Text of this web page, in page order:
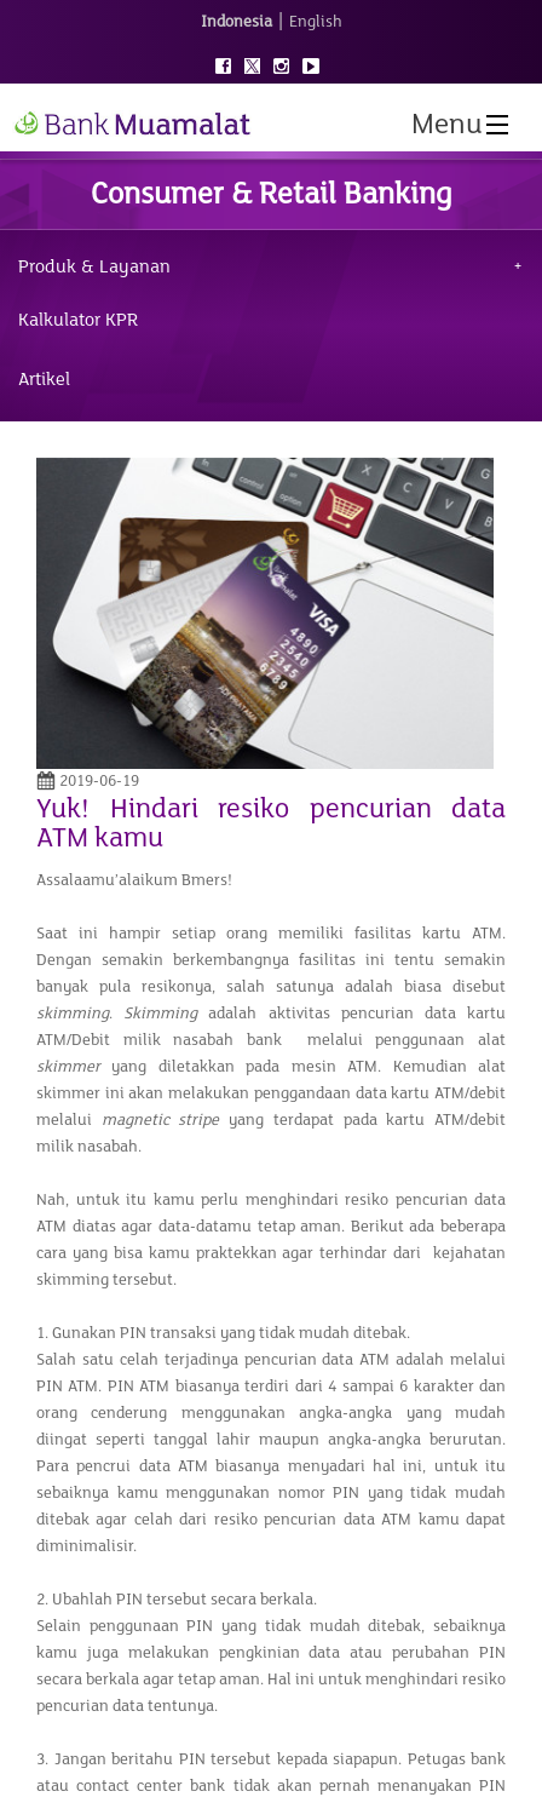
Indonesia | English
Menu
Consumer & Retail Banking
Produk & Layanan
Kalkulator KPR
Artikel
2019-06-19
Yuk! Hindari resiko pencurian data
ATM kamu
Assalaamu’alaikum Bmers!
Saat ini hampir setiap orang memiliki fasilitas kartu ATM.
Dengan semakin berkembangnya fasilitas ini tentu semakin
banyak pula resikonya, salah satunya adalah biasa disebut
skimming. Skimmingadalah aktivitas pencurian data kartu
ATM/Debit milik nasabah bank melalui penggunaan alat
skimmer yang diletakkan pada mesin ATM. Kemudian alat
skimmer ini akan melakukan penggandaan data kartu ATM/debit
melalui magnetic stripeyang terdapat pada kartu ATM/debit
milik nasabah.
Nah, untuk itu kamu perlu menghindari resiko pencurian data
ATM diatas agar data-datamu tetap aman. Berikut ada beberapa
cara yang bisa kamu praktekkan agar terhindar dari kejahatan
skimming tersebut.
1. Gunakan PIN transaksi yang tidak mudah ditebak.
Salah satu celah terjadinya pencurian data ATM adalah melalui
PIN ATM. PIN ATM biasanya terdiri dari 4 sampai 6 karakter dan
orang cenderung menggunakan angka-angka yang mudah
diingat seperti tanggal lahir maupun angka-angka berurutan.
Para pencrui data ATM biasanya menyadari hal ini, untuk itu
sebaiknya kamu menggunakan nomor PIN yang tidak mudah
ditebak agar celah dari resiko pencurian data ATM kamu dapat
diminimalisir.
2. Ubahlah PIN tersebut secara berkala.
Selain penggunaan PIN yang tidak mudah ditebak, sebaiknya
kamu juga melakukan pengkinian data atau perubahan PIN
secara berkala agar tetap aman. Hal ini untuk menghindari resiko
pencurian data tentunya.
3. Jangan beritahu PIN tersebut kepada siapapun. Petugas bank
atau contact center bank tidak akan pernah menanyakan PIN